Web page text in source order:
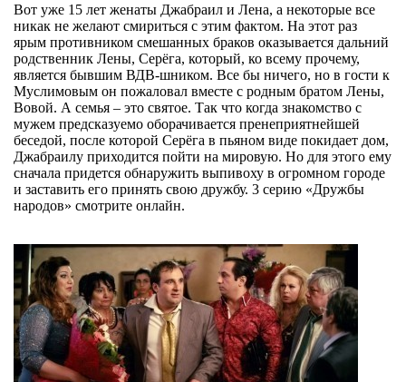
Вот уже 15 лет женаты Джабраил и Лена, а некоторые все
никак не желают смириться с этим фактом. На этот раз
ярым противником смешанных браков оказывается дальний
родственник Лены, Серёга, который, ко всему прочему,
является бывшим ВДВ-шником. Все бы ничего, но в гости к
Муслимовым он пожаловал вместе с родным братом Лены,
Вовой. А семья – это святое. Так что когда знакомство с
мужем предсказуемо оборачивается пренеприятнейшей
беседой, после которой Серёга в пьяном виде покидает дом,
Джабраилу приходится пойти на мировую. Но для этого ему
сначала придется обнаружить выпивоху в огромном городе
и заставить его принять свою дружбу. 3 серию «Дружбы
народов» смотрите онлайн.